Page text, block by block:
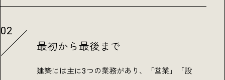
02
最初から最後まで
建築には主に3つの業務があり、「営業」「設